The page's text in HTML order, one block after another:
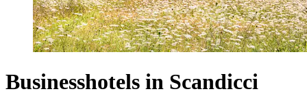
Businesshotels in Scandicci